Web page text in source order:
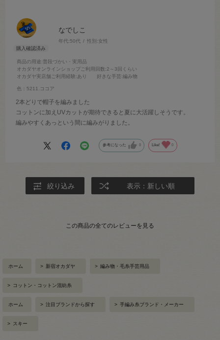
なでしこ
年代:50代 性別:女性
商品の用途:普段づかい・実用品
オカダヤオンラインショップご利用回数:2～3回くらい
オカダヤ実店舗ご利用経験:あり 好きな手芸:編み物
色：5211.ココア
2本どりで帽子を編みました
コットンに加えUVカットが期待できると夏に大活躍しそうです。
編みやすくあっという間に編みがりました。
参考になった 0 Like! 0
絞り込み 表示：新しい順
この商品の全てのレビューを見る
ホーム > 新宿オカダヤ > 編み物・毛糸手芸用品
> コットン・コットン混紡糸
ホーム > 注目ブランドから探す > 手編み糸ブランド・メーカー
> スキー